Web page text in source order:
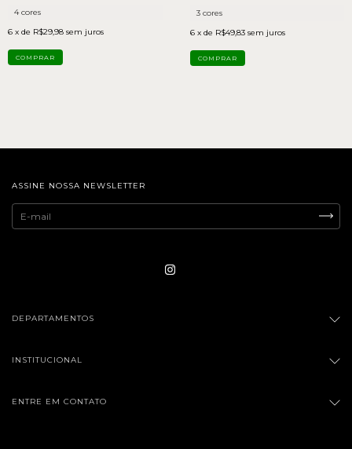
4 cores
6 x de R$29,98 sem juros
COMPRAR
3 cores
6 x de R$49,83 sem juros
COMPRAR
ASSINE NOSSA NEWSLETTER
DEPARTAMENTOS
INSTITUCIONAL
ENTRE EM CONTATO